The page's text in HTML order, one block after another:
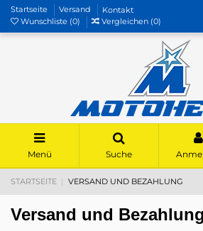
Startseite Versand
Kontakt
Wunschliste (0) Vergleichen (0)
Menü Suche
STARTSEITE VERSAND UND BEZAHLUNG
Versand und Bezahlung